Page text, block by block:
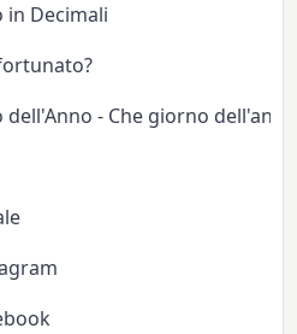
in Decimali
- Che giorno